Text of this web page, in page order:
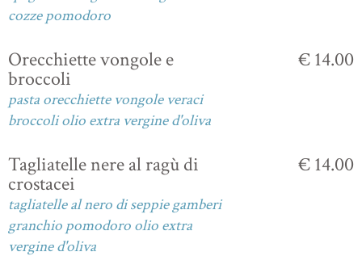
cozze pomodoro
Orecchiette vongole e
broccoli
pasta orecchiette vongole veraci
broccoli olio extra vergine d'oliva
€ 14.00
Tagliatelle nere al ragù di
crostacei
tagliatelle al nero di seppie gamberi
granchio pomodoro olio extra
vergine d'oliva
€ 14.00